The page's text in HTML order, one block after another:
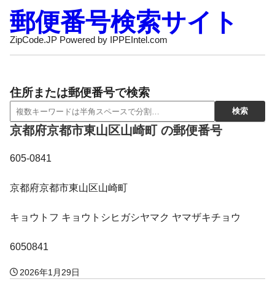
郵便番号検索サイト
ZipCode.JP Powered by IPPEIntel.com
住所または郵便番号で検索
京都府京都市東山区山崎町 の郵便番号
605-0841
京都府京都市東山区山崎町
キョウトフ キョウトシヒガシヤマク ヤマザキチョウ
6050841
2026年1月29日